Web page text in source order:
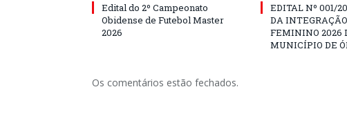
Edital do 2º Campeonato
Obidense de Futebol Master
2026
EDITAL Nº 001/
DA
FEMININO 2026
MUNICÍPIO DE
Os comentários estão fechados.